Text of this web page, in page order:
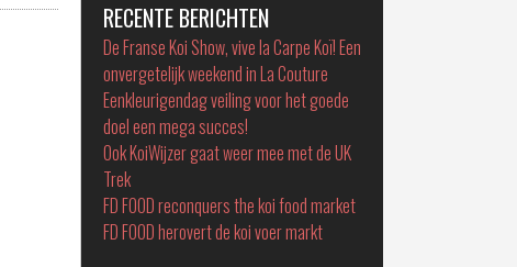
RECENTE BERICHTEN
De Franse Koi Show, vive la Carpe Koï! Een
onvergetelijk weekend in La Couture
Eenkleurigendag veiling voor het goede
doel een mega succes!
Ook KoiWijzer gaat weer mee met de UK
Trek
FD FOOD reconquers the koi food market
FD FOOD herovert de koi voer markt